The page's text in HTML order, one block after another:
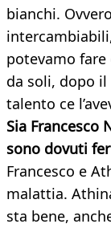
bianchi.
potevamo fare
da soli, dopo
talento ce
Sia Francesco
sono dovuti
Francesco e
malattia.
sta bene,